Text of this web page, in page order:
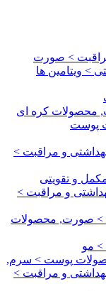
> صورت
> ویتامین ها
محصولات کره ای
پوست
و مراقبت >
و تقویتی
و مراقبت >
> صورت, محصولات
> مو
پوست > سرم,
و مراقبت >